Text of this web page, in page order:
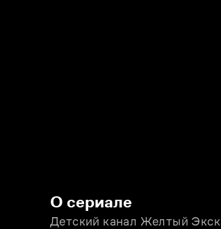
О сериале
Детский канал Желтый